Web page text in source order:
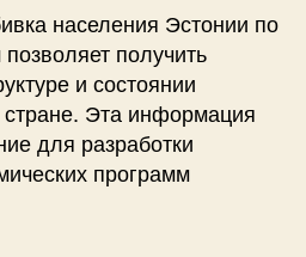
населения Эстонии по
получить
и состоянии
Эта информация
для разработки
программ